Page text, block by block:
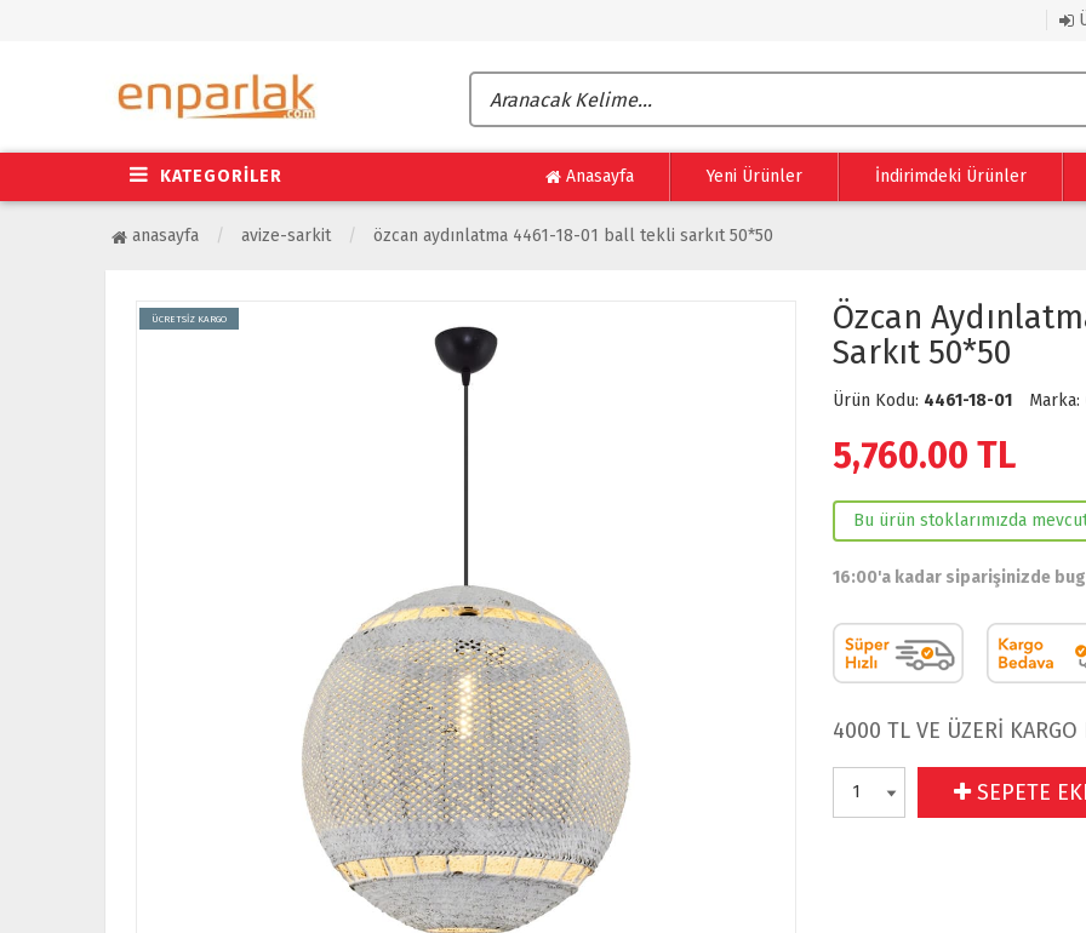
KATEGORİLER Anasayfa Yeni Ürünler İndirimdeki Ürünler
anasayfa avize-sarkit özcan aydınlatma 4461-18-01 ball tekli sarkıt 50*50
ÜCRETSİZ KARGO
Özcan
Sarkıt 50*50
Ürün Kodu: 4461-18-01 Marka:
5,760.00 TL
Bu ürün stoklarımızda
16:00'a kadar siparişinizde
4000 TL VE ÜZERİ KARGO
SEPETE